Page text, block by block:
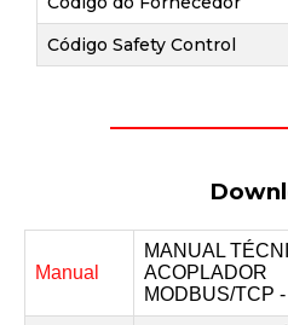
Código Safety Control
Manual
MANUAL
ACOPLADOR
MODBUS/TCP